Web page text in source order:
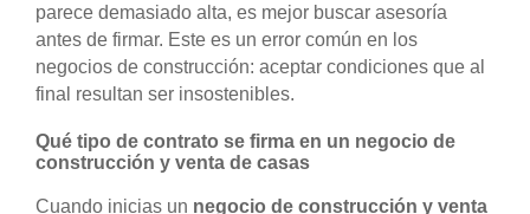
parece demasiado alta, es mejor buscar asesoría
antes de firmar. Este es un error común en los
negocios de construcción: aceptar condiciones que al
final resultan ser insostenibles.
Qué tipo de contrato se firma en un negocio de
construcción y venta de casas
Cuando inicias un negocio de construcción y venta